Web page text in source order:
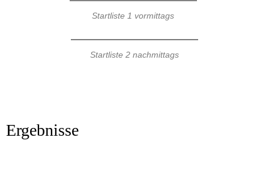
Startliste 1 vormittags
Startliste 2 nachmittags
Ergebnisse